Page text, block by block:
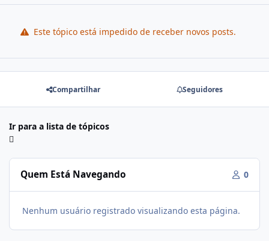
Este tópico está impedido de receber novos posts.
Compartilhar Seguidores
Ir para a lista de tópicos
Quem Está Navegando 0
Nenhum usuário registrado visualizando esta página.